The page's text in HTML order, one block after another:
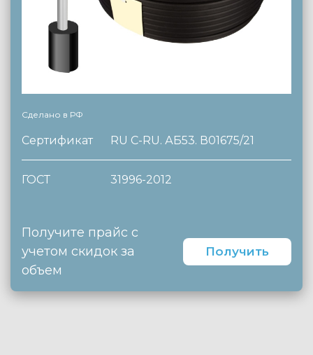
Сделано в РФ
Сертификат RU C-RU. АБ53. В01675/21
ГОСТ 31996-2012
Получите прайс с
учетом скидок за
объем
Получить